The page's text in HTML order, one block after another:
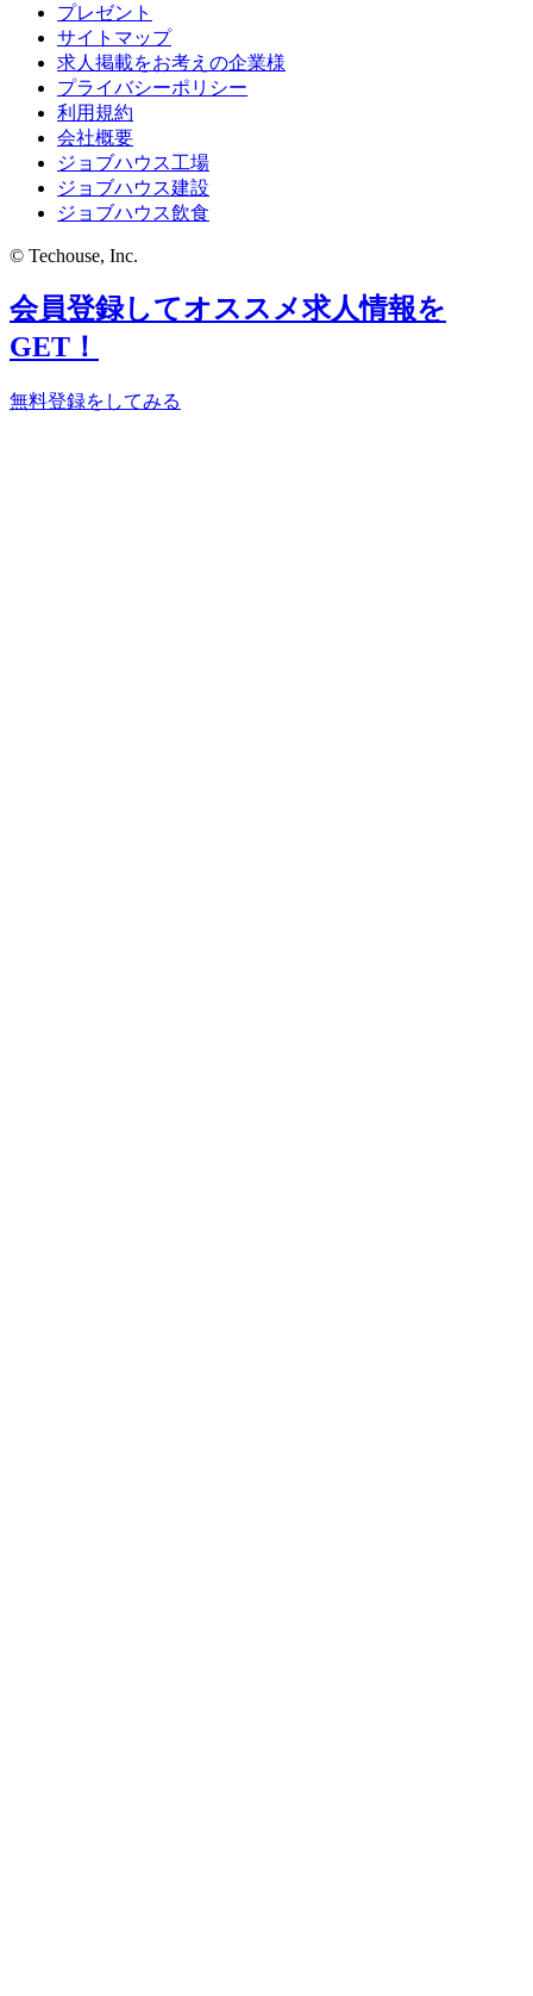
プレゼント
サイトマップ
求人掲載をお考えの企業様
プライバシーポリシー
利用規約
会社概要
ジョブハウス工場
ジョブハウス建設
ジョブハウス飲食
© Techouse, Inc.
会員登録してオススメ求人情報を
GET！
無料登録をしてみる